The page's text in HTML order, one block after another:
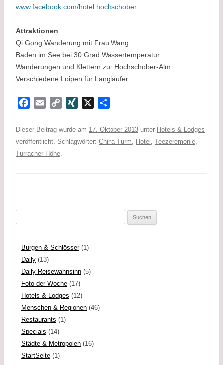
www.facebook.com/hotel.hochschober
Attraktionen
Qi Gong Wanderung mit Frau Wang
Baden im See bei 30 Grad Wassertemperatur
Wanderungen und Klettern zur Hochschober-Alm
Verschiedene Loipen für Langläufer
e
a
l
G
Dieser Beitrag wurde am 17. Oktober 2013 unter Hotels & Lodges
veröffentlicht. Schlagwörter: China-Turm, Hotel , Teezeremonie,
Turracher Höhe.
Burgen & Schlösser(1)
Daily(13)
Daily Reisewahnsinn(5)
Foto der Woche(17)
Hotels & Lodges (12)
Menschen & Regionen(46)
Restaurants (1)
Specials (14)
Städte & Metropolen(16)
StartSeite(1)